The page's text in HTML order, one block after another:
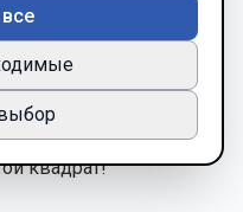
квадрат!